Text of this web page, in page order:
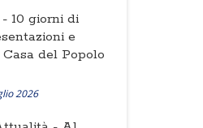
10 giorni di
e
del Popolo
2026